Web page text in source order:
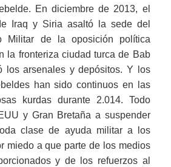
En diciembre de 2013, el
Iraq y Siria asaltó la sede del
Militar de la oposición política
la fronteriza ciudad turca de Bab
los arsenales y depósitos. Y los
han sido continuos en las
kurdas durante 2.014. Todo
y Gran Bretaña a suspender
clase de ayuda militar a los
miedo a que parte de los medios
y de los refuerzos al